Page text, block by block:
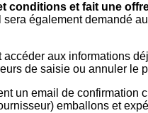
conditions et fait une
également demandé
aux informations
de saisie ou annuler le
un email de
emballons et